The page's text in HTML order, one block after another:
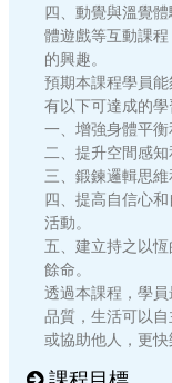
四、動覺與溫覺
體遊戲等互動課
的興趣。
預期本課程學員
有以下可達成的學
一、增強身體平衡
二、提升空間感知
三、鍛鍊邏輯思維
四、提高自信心
活動。
五、建立持之以
餘命。
透過本課程，學
品質，生活可以
或協助他人，更快